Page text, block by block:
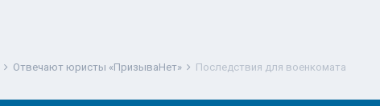
Отвечают юристы «ПризываНет» Последствия для военкомата